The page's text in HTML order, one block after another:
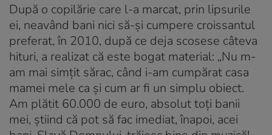
După o copilărie care l-a marcat, prin lipsurile
ei, neavând bani nici să-și cumpere croissantul
preferat, în 2010, după ce deja scosese câteva
hituri, a realizat că este bogat material: „Nu m-
am mai simțit sărac, când i-am cumpărat casa
mamei mele ca și cum ar fi un simplu obiect.
Am plătit 60.000 de euro, absolut toți banii
mei, știind că pot să fac imediat, înapoi, acei